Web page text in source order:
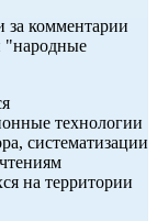
за комментарии
"народные
технологии
систематизации
на территории